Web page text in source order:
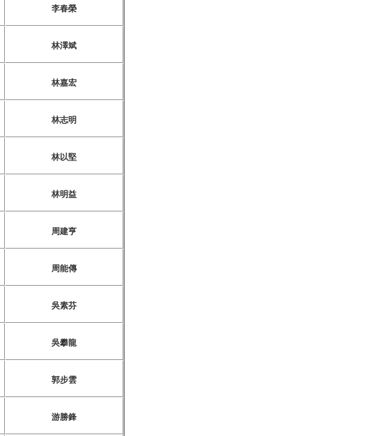
李春榮
林澤斌
林嘉宏
林志明
林以堅
林明益
周建亨
周能傳
吳素芬
吳攀龍
郭步雲
游勝鋒